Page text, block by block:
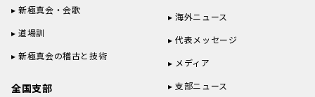
新極真会・会歌
道場訓
新極真会の稽古と技術
全国支部
海外ニュース
代表メッセージ
メディア
支部ニュース